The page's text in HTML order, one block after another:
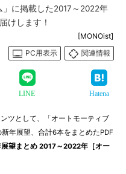
に掲載した2017～2022年
けします！
[MONOist]
PC用表示
関連情報
LINE Hatena
ツとして、「オートモーティブ
年展望、合計6本をまとめたPDF
望まとめ 2017～2022年［オー